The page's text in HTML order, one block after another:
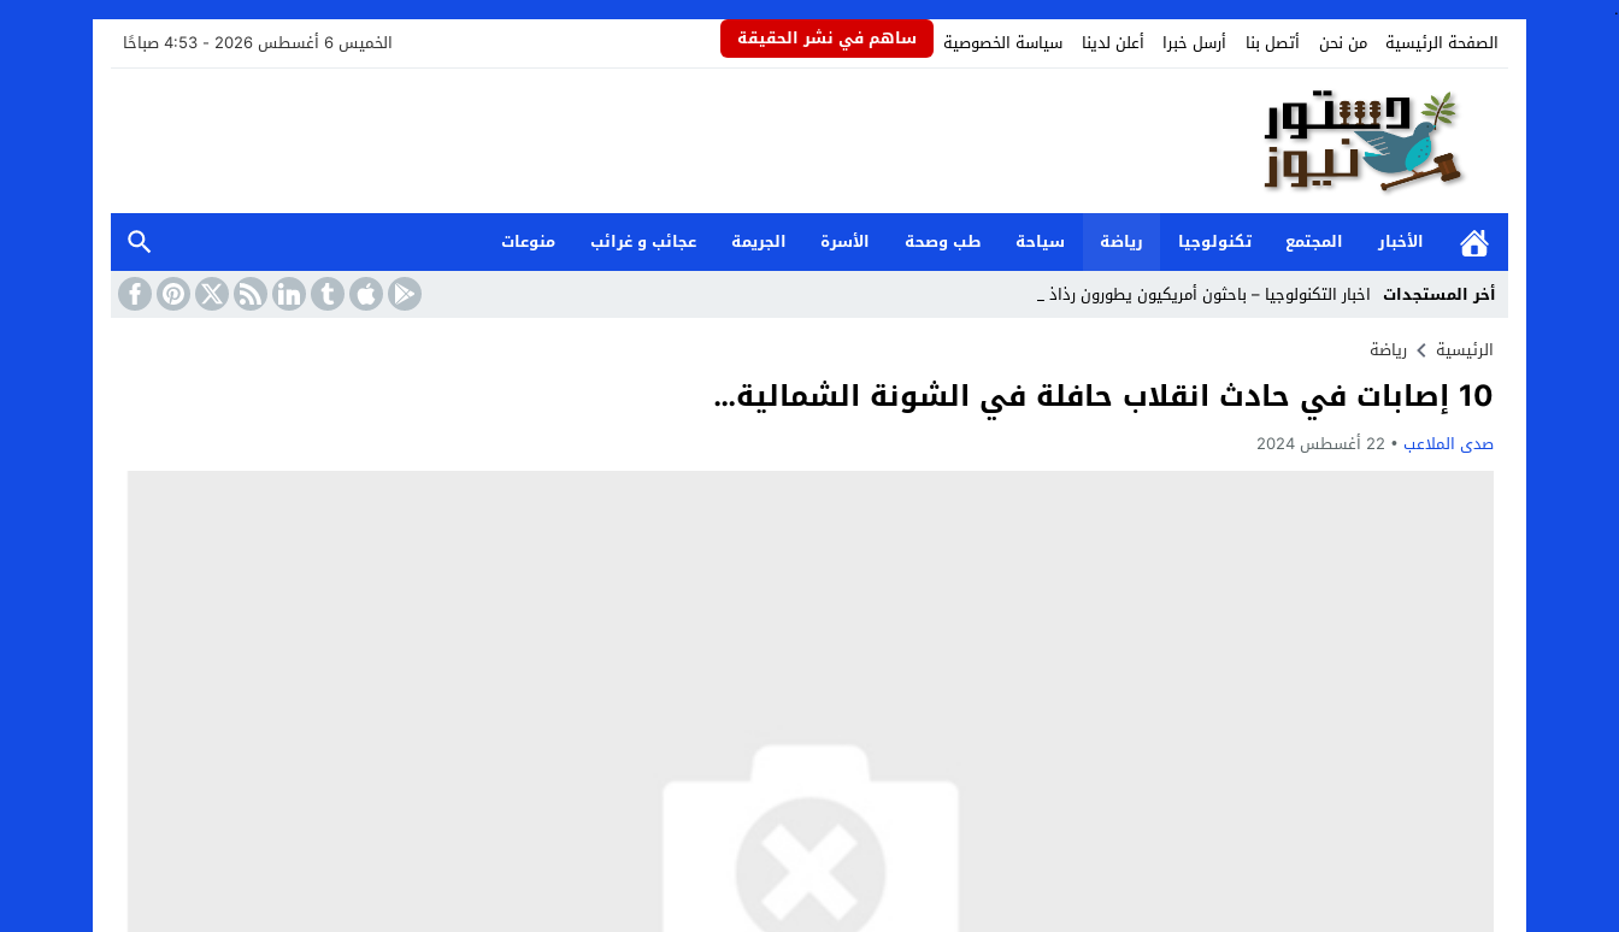
.
الصفحة الرئيسية
من نحن أتصل بنا أرسل خبرا أعلن لدينا سياسة الخصوصية ساهم في نشر الحقيقة الخميس 6 أغسطس 2026 - 4:53 صباحًا
الأخبار المجتمع تكنولوجيا رياضة سياحة طب وصحة الأسرة الجريمة عجائب و غرائب
منوعات
أخر المستجدات اخبار التكنولوجيا – باحثون أمريكيون يطورون رذاذاً ي _
Previous
Next
الرئيسية رياضة
10 إصابات في حادث انقلاب حافلة في الشونة الشمالية…
صدى الملاعب 22 أغسطس 2024